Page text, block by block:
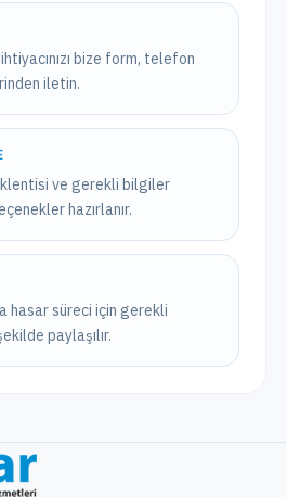
bize form, telefon
iletin.
ve gerekli bilgiler
hazırlanır.
hasar süreci için gerekli
paylaşılır.